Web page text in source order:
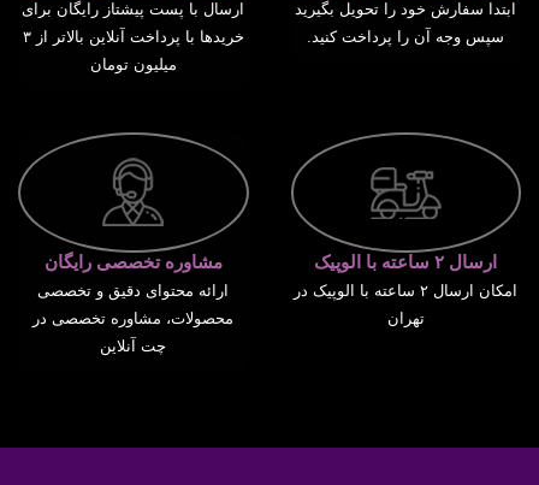
ابتدا سفارش خود را تحویل بگیرید
سپس وجه آن را پرداخت کنید.
ارسال با پست پیشتاز رایگان برای
خریدها با پرداخت آنلاین بالاتر از ۳
میلیون تومان
ارسال ۲ ساعته با الوپیک
امکان ارسال ۲ ساعته با الوپیک در
تهران
مشاوره تخصصی رایگان
ارائه محتوای دقیق و تخصصی
محصولات، مشاوره تخصصی در
چت آنلاین